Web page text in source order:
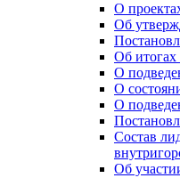
О
Об
Об итогах
О
О
О
Состав
Об